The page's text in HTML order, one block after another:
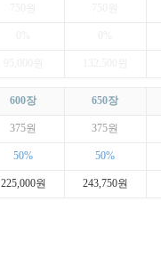
600장 650장
375원 375원
50% 50%
225,000원 243,750원